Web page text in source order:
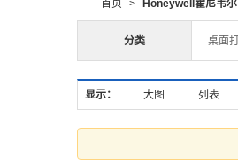
首页 > Honeywell霍尼韦尔
分类 桌面
显示： 大图 列表